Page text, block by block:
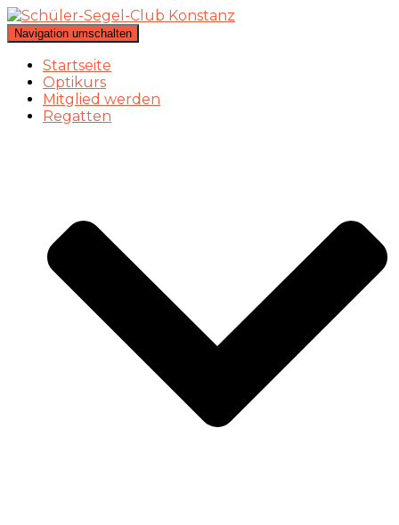
Navigation umschalten
Startseite
Optikurs
Mitglied werden
Regatten